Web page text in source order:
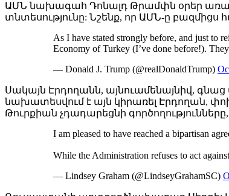
ԱՄՆ նախագահ Դոնալդ Թրամփն օրեր առաջ
տնտեսությունը: Նշենք, որ ԱՄՆ-ը բազմիցս
As I have stated strongly before, and just to
Economy of Turkey (I’ve done before!).
— Donald J. Trump (@realDonaldTrump)
Սակայն Էրդողանն, այնուամենայնիվ,
նախատեսվում է այն կիրառել Էրդողան,
Թուրքիան չդադարեցնի
I am pleased to have reached a bipartisan
While the Administration refuses to act
— Lindsey Graham (@LindseyGrahamSC)